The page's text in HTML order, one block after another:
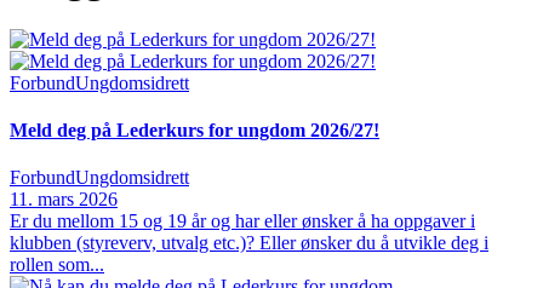
ForbundUngdomsidrett
Meld deg på Lederkurs for ungdom 2026/27!
ForbundUngdomsidrett
11. mars 2026
Er du mellom 15 og 19 år og har eller ønsker å ha oppgaver i
klubben (styreverv, utvalg etc.)? Eller ønsker du å utvikle deg i
rollen som...